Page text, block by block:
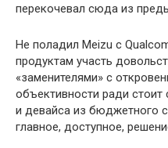
перекочевал сюда из
Не поладил Meizu с
продуктам участь
«заменителями» с
объективности ради стоит
и девайса из бюджетного
главное, доступное,